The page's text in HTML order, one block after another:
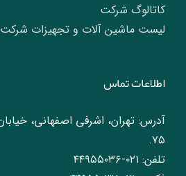
کاتالوگ شرکت
لیست ماشین آلات و تجهیزات شرکت
اطلاعات تماس
۷۵.
تلفن: ۰۲۱-۴۴۹۵۵۰۳۶